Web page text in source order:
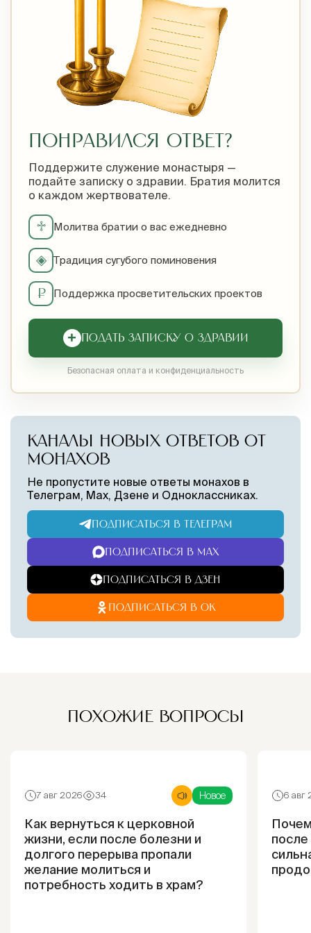
ПОНРАВИЛСЯ ОТВЕТ?
Поддержите служение монастыря —
подайте записку о здравии. Братия молится
о каждом жертвователе.
♱ Молитва братии о вас ежедневно
◈ Традиция сугубого поминовения
₽ Поддержка просветительских проектов
+ ПОДАТЬ ЗАПИСКУ О ЗДРАВИИ
Безопасная оплата и конфиденциальность
КАНАЛЫ НОВЫХ ОТВЕТОВ ОТ
МОНАХОВ
Не пропустите новые ответы монахов в
Телеграм, Max, Дзене и Одноклассниках.
ПОДПИСАТЬСЯ В ТЕЛЕГРАМ
ПОДПИСАТЬСЯ В MAX
ПОДПИСАТЬСЯ В ДЗЕН
ПОДПИСАТЬСЯ В ОК
ПОХОЖИЕ ВОПРОСЫ
7 авг 2026 34 Новое
Как вернуться к церковной
жизни, если после болезни и
долгого перерыва пропали
желание молиться и
потребность ходить в храм?
6 авг